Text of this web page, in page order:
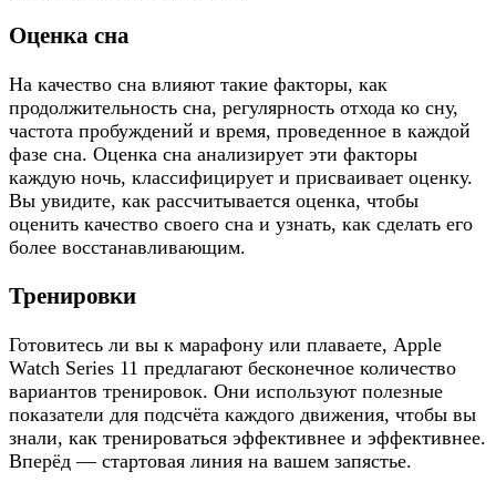
Оценка сна
На качество сна влияют такие факторы, как
продолжительность сна, регулярность отхода ко сну,
частота пробуждений и время, проведенное в каждой
фазе сна. Оценка сна анализирует эти факторы
каждую ночь, классифицирует и присваивает оценку.
Вы увидите, как рассчитывается оценка, чтобы
оценить качество своего сна и узнать, как сделать его
более восстанавливающим.
Тренировки
Готовитесь ли вы к марафону или плаваете, Apple
Watch Series 11 предлагают бесконечное количество
вариантов тренировок. Они используют полезные
показатели для подсчёта каждого движения, чтобы вы
знали, как тренироваться эффективнее и эффективнее.
Вперёд — стартовая линия на вашем запястье.